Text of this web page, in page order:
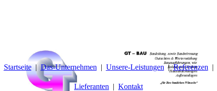
Startseite Das-Unternehmen Unsere-Leistungen Referenzen
Lieferanten Kontakt